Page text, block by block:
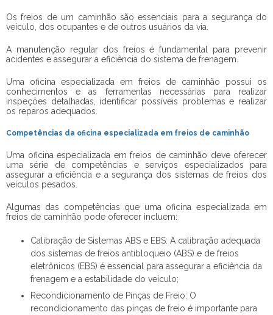
Os freios de um caminhão são essenciais para a segurança do
veículo, dos ocupantes e de outros usuários da via.
A manutenção regular dos freios é fundamental para prevenir
acidentes e assegurar a eficiência do sistema de frenagem.
Uma oficina especializada em freios de caminhão possui os
conhecimentos e as ferramentas necessárias para realizar
inspeções detalhadas, identificar possíveis problemas e realizar
os reparos adequados.
Competências da oficina especializada em freios de caminhão
Uma oficina especializada em freios de caminhão deve oferecer
uma série de competências e serviços especializados para
assegurar a eficiência e a segurança dos sistemas de freios dos
veículos pesados.
Algumas das competências que uma oficina especializada em
freios de caminhão pode oferecer incluem:
Calibração de Sistemas ABS e EBS: A calibração adequada
dos sistemas de freios antibloqueio (ABS) e de freios
eletrônicos (EBS) é essencial para assegurar a eficiência da
frenagem e a estabilidade do veículo;
Recondicionamento de Pinças de Freio: O
recondicionamento das pinças de freio é importante para